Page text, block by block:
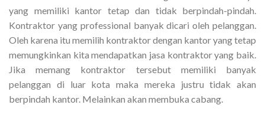
yang memiliki kantor tetap dan tidak berpindah-pindah.
Kontraktor yang professional banyak dicari oleh pelanggan.
Oleh karena itu memilih kontraktor dengan kantor yang tetap
memungkinkan kita mendapatkan jasa kontraktor yang baik.
Jika memang kontraktor tersebut memiliki banyak
pelanggan di luar kota maka mereka justru tidak akan
berpindah kantor. Melainkan akan membuka cabang.